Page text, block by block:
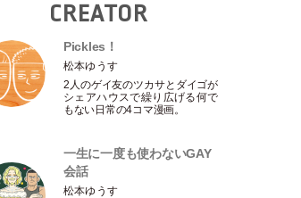
CREATOR
Pickles！
松本ゆうす
2人のゲイ友のツカサとダイゴが
シェアハウスで繰り広げる何で
もない日常の4コマ漫画。
一生に一度も使わないGAY
会話
松本ゆうす